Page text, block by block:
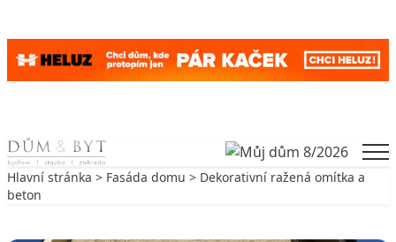
Skip to content
Hlavní stránka > Fasáda domu > Dekorativní ražená omítka a
beton